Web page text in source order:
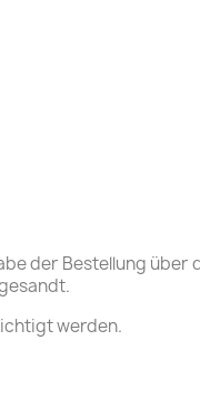
der Bestellung über
werden.